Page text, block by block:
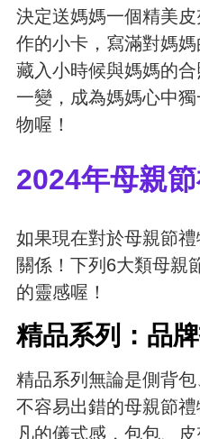
決定送媽媽一個精美
作的小卡，寫滿對媽
藏入小時候與媽媽的
一變，成為媽媽心中
物喔！
2024年母親
如果現在對於母親節
關係！下列6大類母親
的靈感喔！
精品系列：品
精品系列無論是側背
不容易出錯的母親節
凡的儀式感，包包、